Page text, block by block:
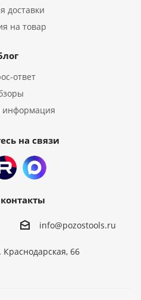
доставки
на товар
ответ
информация
на связи
info@pozostools.ru
Краснодарская, 66